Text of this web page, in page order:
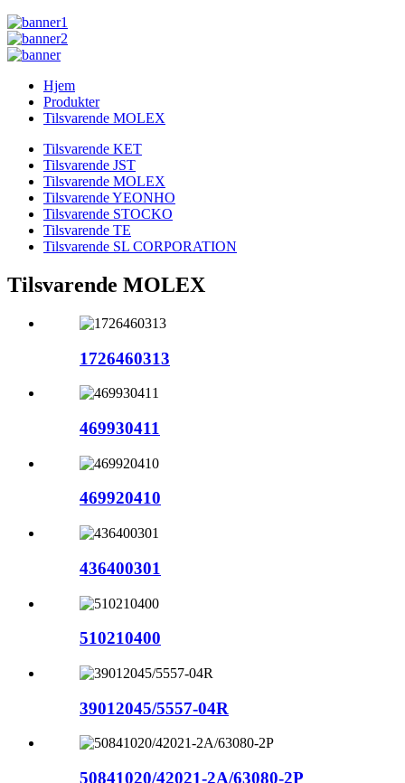
Hjem
Produkter
Tilsvarende MOLEX
Tilsvarende KET
Tilsvarende JST
Tilsvarende MOLEX
Tilsvarende YEONHO
Tilsvarende STOCKO
Tilsvarende TE
Tilsvarende SL CORPORATION
Tilsvarende MOLEX
1726460313
469930411
469920410
436400301
510210400
39012045/5557-04R
50841020/42021-2A/63080-2P